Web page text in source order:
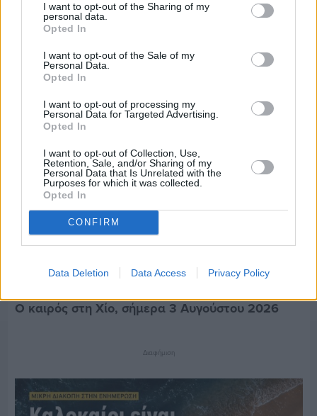
I want to opt-out of the Sharing of my
personal data.
Opted In
I want to opt-out of the Sale of my
Personal Data.
Opted In
I want to opt-out of processing my
Personal Data for Targeted Advertising.
Opted In
I want to opt-out of Collection, Use,
Retention, Sale, and/or Sharing of my
Personal Data that Is Unrelated with the
Purposes for which it was collected.
Opted In
CONFIRM
Data Deletion Data Access Privacy Policy
Πριν 3 ημέρες
70 χρόνια ιστορίας και συγκίνησης για το
Ο καιρός στη Χίο, σήμερα 3 Αυγούστου 2026
Διαφήμιση